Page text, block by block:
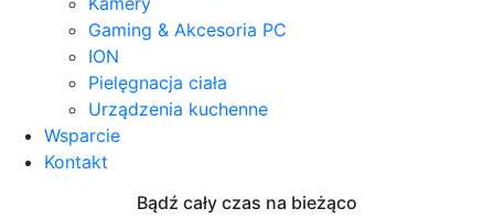
Gaming & Akcesoria PC
ION
Pielęgnacja ciała
Urządzenia kuchenne
Wsparcie
Kontakt
Bądź cały czas na bieżąco